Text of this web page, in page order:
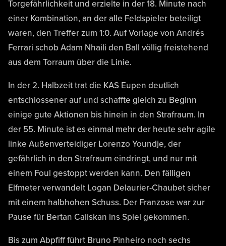
Torgefährlichkeit und erzielte in der 18. Minute nach
einer Kombination, an der alle Feldspieler beteiligt
waren, den Treffer zum 1:0. Auf Vorlage von Andrés
Ferrari schob Adam Nhaili den Ball völlig freistehend
aus dem Torraum über die Linie.
In der 2. Halbzeit trat die KAS Eupen deutlich
entschlossener auf und schaffte gleich zu Beginn
einige gute Aktionen bis hinein in den Strafraum. In
der 55. Minute ist es einmal mehr der heute sehr agile
linke Außenverteidiger Lorenzo Youndje, der
gefährlich in den Strafraum eindringt, und nur mit
einem Foul gestoppt werden kann. Den fälligen
Elfmeter verwandelt Logan Delaurier-Chaubet sicher
mit einem halbhohen Schuss. Der Franzose war zur
Pause für Bertan Caliskan ins Spiel gekommen.
Bis zum Abpfiff führt Bruno Pinheiro noch sechs